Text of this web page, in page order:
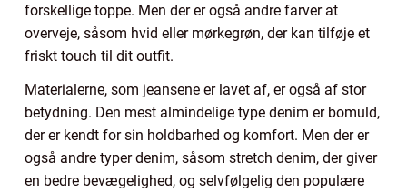
forskellige toppe. Men der er også andre farver at
overveje, såsom hvid eller mørkegrøn, der kan tilføje et
friskt touch til dit outfit.
Materialerne, som jeansene er lavet af, er også af stor
betydning. Den mest almindelige type denim er bomuld,
der er kendt for sin holdbarhed og komfort. Men der er
også andre typer denim, såsom stretch denim, der giver
en bedre bevægelighed, og selvfølgelig den populære